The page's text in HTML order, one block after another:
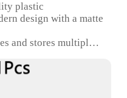
plastic
design with a matte
and stores multiple